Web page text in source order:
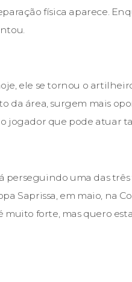
física aparece.
ele se tornou o
da área, surgem mais
jogador que pode atuar
perseguindo uma das três
Saprissa, em maio, na
forte, mas quero